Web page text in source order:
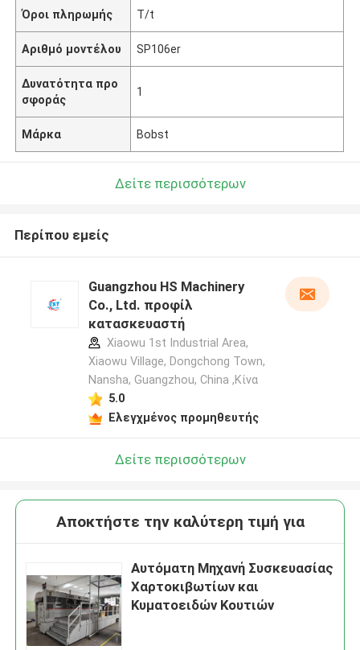
Όροι πληρωμής T/t
Αριθμό μοντέλου SP106er
Δυνατότητα προ
σφοράς
1
Μάρκα Bobst
Δείτε περισσότερων
Περίπου εμείς
Guangzhou HS Machinery
Co., Ltd. προφίλ
κατασκευαστή
Xiaowu 1st Industrial Area,
Xiaowu Village, Dongchong Town,
Nansha, Guangzhou, China ,Κίνα
5.0
Ελεγχμένος προμηθευτής
Δείτε περισσότερων
Αποκτήστε την καλύτερη τιμή για
Αυτόματη Μηχανή Συσκευασίας
Χαρτοκιβωτίων και
Κυματοειδών Κουτιών